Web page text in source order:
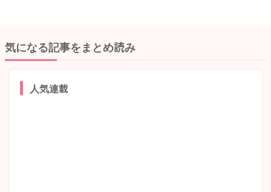
気になる記事をまとめ読み
人気連載